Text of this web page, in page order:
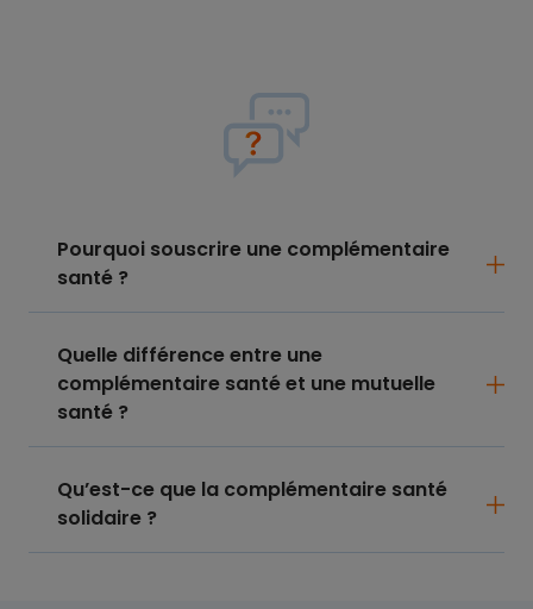
Pourquoi souscrire une complémentaire
santé ?
Quelle différence entre une
complémentaire santé et une mutuelle
santé ?
Qu’est-ce que la complémentaire santé
solidaire ?